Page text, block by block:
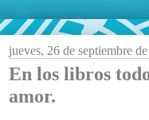
jueves, 26 de septiembre
En los libros
amor.